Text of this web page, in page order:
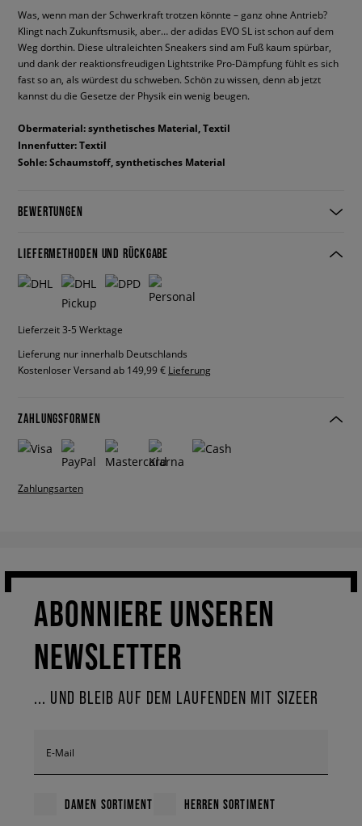
Was, wenn man der Schwerkraft trotzen könnte – ganz ohne Antrieb?
Klingt nach Zukunftsmusik, aber… der adidas EVO SL ist schon auf dem
Weg dorthin. Diese ultraleichten Sneakers sind am Fuß kaum spürbar,
und dank der reaktionsfreudigen Lightstrike Pro-Dämpfung fühlt es sich
fast so an, als würdest du schweben. Schön zu wissen, denn ab jetzt
kannst du die Gesetze der Physik ein wenig beugen.
Obermaterial: synthetisches Material, Textil
Innenfutter: Textil
Sohle: Schaumstoff, synthetisches Material
BEWERTUNGEN
LIEFERMETHODEN UND RÜCKGABE
Lieferzeit 3-5 Werktage
Lieferung nur innerhalb Deutschlands
Kostenloser Versand ab 149,99 € Lieferung
ZAHLUNGSFORMEN
Zahlungsarten
ABONNIERE UNSEREN
NEWSLETTER
... UND BLEIB AUF DEM LAUFENDEN MIT SIZEER
E-Mail
DAMEN SORTIMENT HERREN SORTIMENT